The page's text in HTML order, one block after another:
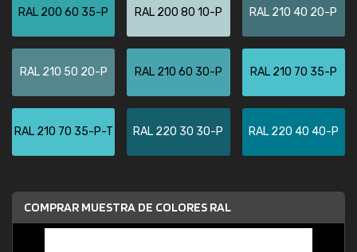
RAL 200 60 35-P RAL 200 80 10-P RAL 210 40 20-P
RAL 210 50 20-P RAL 210 60 30-P RAL 210 70 35-P
RAL 210 70 35-P-T RAL 220 30 30-P RAL 220 40 40-P
COMPRAR MUESTRA DE COLORES RAL